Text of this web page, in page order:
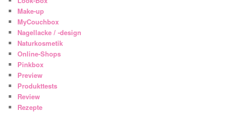
Make-up
MyCouchbox
Nagellacke / -design
Naturkosmetik
Online-Shops
Pinkbox
Preview
Produkttests
Review
Rezepte